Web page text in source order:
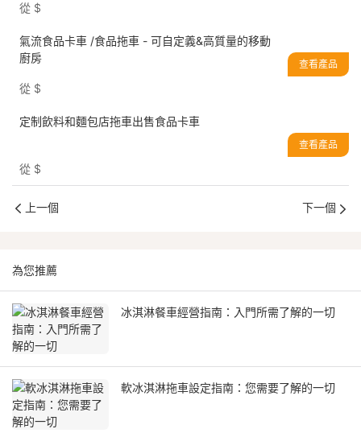
從 $
氣流食品卡車 /食品拖車 - 可自定義&高質量的移動
廚房
從 $
查看產品
定制飲料和麵包店拖車出售食品卡車
從 $
查看產品
上一個 下一個
為您推薦
冰淇淋餐車經營指南：入門所需了解的一切
軟冰淇淋拖車設定指南：您需要了解的一切